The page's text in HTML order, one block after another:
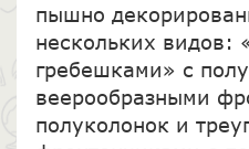
пышно
нескольких видов:
гребешками» с
веерообразными
полуколонок и